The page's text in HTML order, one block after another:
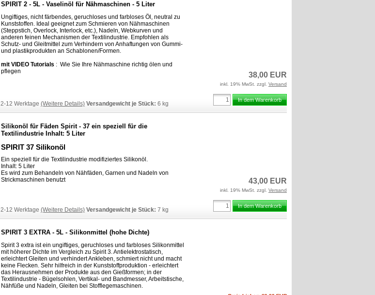
SPIRIT 2 - 5L - Vaselinöl für Nähmaschinen - 5 Liter
Ungiftiges, nicht färbendes, geruchloses und farbloses Öl, neutral zu
Kunststoffen. Ideal geeignet zum Schmieren von Nähmaschinen
(Steppstich, Overlock, Interlock, etc.), Nadeln, Webkurven und
anderen feinen Mechanismen der Textilindustrie. Empfohlen als
Schutz- und Gleitmittel zum Verhindern von Anhaftungen von Gummi-
und plastikprodukten an Schablonen/Formen.
mit VIDEO Tutorials : Wie Sie Ihre Nähmaschine richtig ölen und
pflegen
38,00 EUR
inkl. 19% MwSt. zzgl. Versand
2-12 Werktage (Weitere Details) Versandgewicht je Stück: 6 kg
In dem Warenkorb
Silikonöl für Fäden Spirit - 37 ein speziell für die
Textilindustrie Inhalt: 5 Liter
SPIRIT 37 Silikonöl
Ein speziell für die Textilindustrie modifiziertes Silikonöl.
Inhalt: 5 Liter
Es wird zum Behandeln von Nähfäden, Garnen und Nadeln von
Strickmaschinen benutzt
43,00 EUR
inkl. 19% MwSt. zzgl. Versand
2-12 Werktage (Weitere Details) Versandgewicht je Stück: 7 kg
In dem Warenkorb
SPIRIT 3 EXTRA - 5L - Silikonmittel (hohe Dichte)
Spirit 3 extra ist ein ungiftiges, geruchloses und farbloses Silikonmittel
mit höherer Dichte im Vergleich zu Spirit 3. Antielektrostatisch,
erleichtert Gleiten und verhindert Ankleben, schmiert nicht und macht
keine Flecken. Sehr hilfreich in der Kunststoffproduktion - erleichtert
das Herausnehmen der Produkte aus den Gießformen; in der
Textilindustrie - Bügelsohlen, Vertikal- und Bandmesser, Arbeitstische,
Nähfüße und Nadeln, Gleiten bei Stofflegemaschinen.